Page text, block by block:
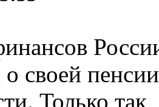
о своей
Только